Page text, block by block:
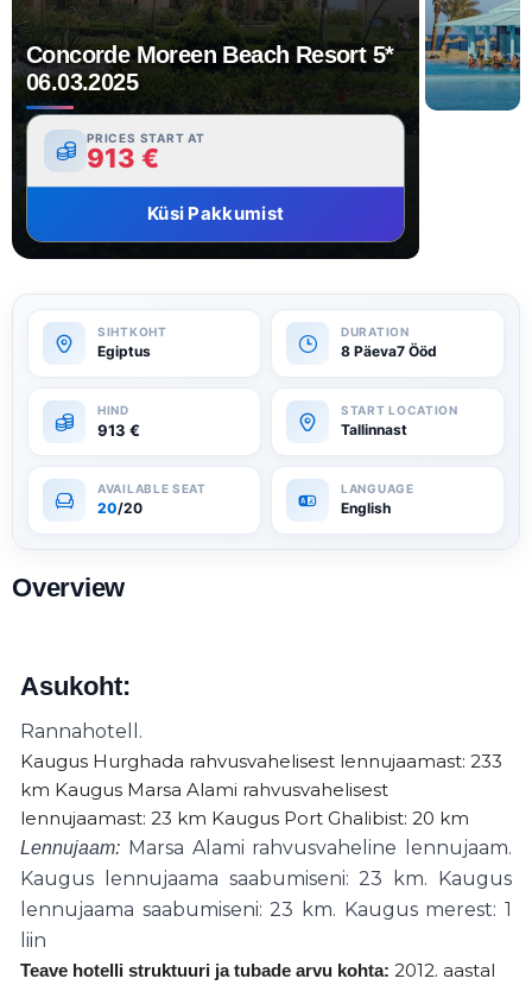
Concorde Moreen Beach Resort 5*
06.03.2025
PRICES START AT
913 €
Küsi Pakkumist
Egiptus 8 Päeva7 Ööd
913 € Tallinnast
20/20 English
Overview
Asukoht:
Teave hotelli struktuuri ja tubade arvu kohta: 2012. aastal
Rannahotell.
Kaugus Hurghada rahvusvahelisest lennujaamast: 233
km Kaugus Marsa Alami rahvusvahelisest
lennujaamast: 23 km Kaugus Port Ghalibist: 20 km
Lennujaam: Marsa Alami rahvusvaheline lennujaam.
Kaugus lennujaama saabumiseni: 23 km. Kaugus
lennujaama saabumiseni: 23 km. Kaugus merest: 1
liin